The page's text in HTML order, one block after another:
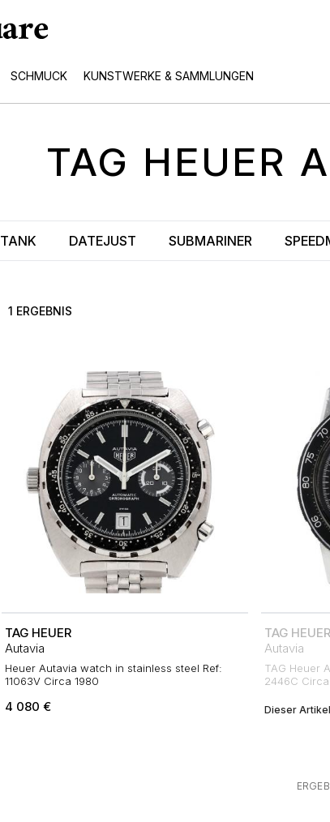
SCHMUCK KUNSTWERKE & SAMMLUNGEN
TAG HEUER
TANK DATEJUST SUBMARINER
1 ERGEBNIS
TAG HEUER
Autavia
Heuer Autavia watch in stainless steel Ref:
11063V Circa 1980
4 080 €
TAG HEUER
Autavia
TAG Heuer
2446C Circa
Dieser